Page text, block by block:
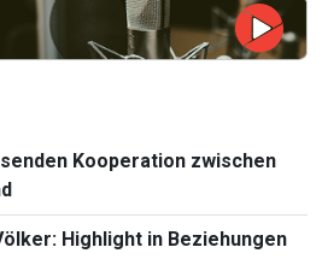
Kooperation zwischen
Highlight in Beziehungen